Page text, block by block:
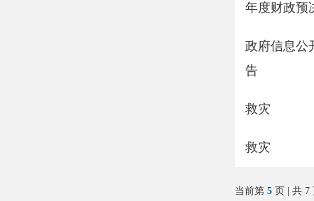
年度财政预
政府信息公
告
救灾
救灾
当前第 5 页 | 共 7